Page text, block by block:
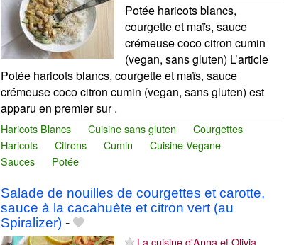
Potée haricots blancs,
courgette et maïs, sauce
crémeuse coco citron cumin
(vegan, sans gluten) L’article
Potée haricots blancs, courgette et maïs, sauce
crémeuse coco citron cumin (vegan, sans gluten) est
apparu en premier sur .
Haricots Blancs Cuisine sans gluten
Courgettes
Haricots
Citrons Cumin
Cuisine Vegane
Sauces
Potée
Salade de nouilles de courgettes et carotte,
sauce à la cacahuète et citron vert (au
Spiralizer)-
La cuisine d'Anna et Olivia